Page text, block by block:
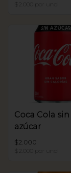
$2.000 por und
Coca Cola sin
azúcar
$2.000
$2.000 por und